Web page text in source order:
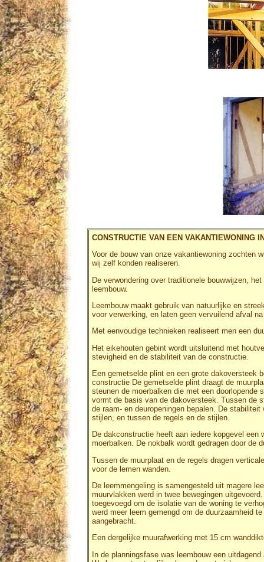
CONSTRUCTIE VAN EEN VAKANTIEWONING
Voor de bouw van onze vakantiewoning zochten
wij zelf konden realiseren.
De verwondering over traditionele bouwwijzen,
leembouw.
Leembouw maakt gebruik van natuurlijke en
voor verwerking, en laten geen vervuilend afval
Met eenvoudige technieken realiseert men een
Het eikehouten gebint wordt uitsluitend met
stevigheid en de stabiliteit van de constructie.
Een gemetselde plint en een grote dakoversteek
constructie De gemetselde plint draagt de
steunen de moerbalken die met een doorlopende
vormt de basis van de dakoversteek. Tussen de
de raam- en deuropeningen bepalen. De
stijlen, en tussen de regels en de stijlen.
De dakconstructie heeft aan iedere kopgevel
moerbalken. De nokbalk wordt gedragen door de
Tussen de muurplaat en de regels dragen
voor de lemen wanden.
De leemmengeling is samengesteld uit magere
muurvlakken werd in twee bewegingen
toegevoegd om de isolatie van de woning te
werd meer leem gemengd om de duurzaamheid
aangebracht.
Een dergelijke muurafwerking met 15 cm
In de planningsfase was leembouw een